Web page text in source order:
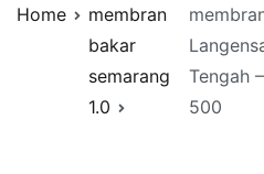
Home
membran
bakar
semarang
1.0
Tengah
500